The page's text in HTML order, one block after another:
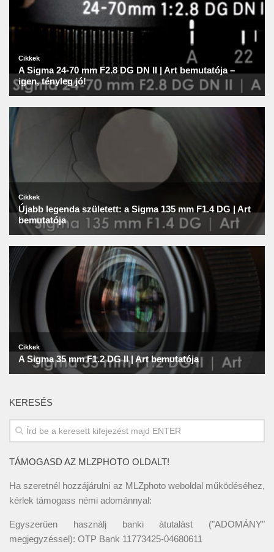
KERESÉS
TÁMOGASD AZ MLZPHOTO OLDALT!
Ha szeretnél hozzájárulni az MLZphoto weboldal működéséhez,
kérlek támogass némi adománnyal:
Egyszerűen használj banki átutalást ("ADOMÁNY"
megjegyzéssel): OTP Bank 11773425-04680611